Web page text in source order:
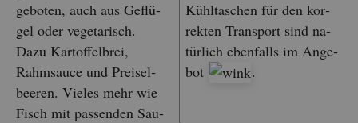
ge­bo­ten, auch aus Ge­flü­
gel oder ve­ge­ta­risch.
Dazu Kar­tof­fel­brei,
Rahm­sauce und Prei­sel­
bee­ren. Vie­les mehr wie
Fisch mit pas­sen­den Sau­
Kühl­ta­schen für den kor­
rek­ten Trans­port sind na­
tür­lich eben­falls im An­ge­
bot
.